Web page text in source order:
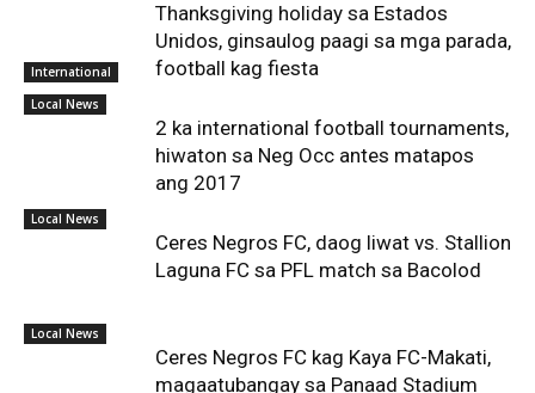
International
Thanksgiving holiday sa Estados
Unidos, ginsaulog paagi sa mga parada,
football kag fiesta
Local News
2 ka international football tournaments,
hiwaton sa Neg Occ antes matapos
ang 2017
Local News
Ceres Negros FC, daog liwat vs. Stallion
Laguna FC sa PFL match sa Bacolod
Local News
Ceres Negros FC kag Kaya FC-Makati,
magaatubangay sa Panaad Stadium